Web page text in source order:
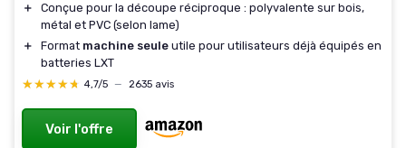
＋
Conçue pour la découpe réciproque : polyvalente sur bois,
métal et PVC (selon lame)
＋
Format machine seule utile pour utilisateurs déjà équipés en
batteries LXT
★★★★★
★★★★★ 4,7/5 — 2635 avis
Voir l'offre